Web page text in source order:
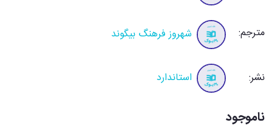
مترجم: شهروز فرهنگ بیگوند
نشر: استاندارد
ناموجود